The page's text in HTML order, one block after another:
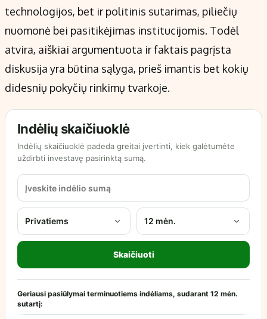
technologijos, bet ir politinis sutarimas, piliečių
nuomonė bei pasitikėjimas institucijomis. Todėl
atvira, aiškiai argumentuota ir faktais pagrįsta
diskusija yra būtina sąlyga, prieš imantis bet kokių
didesnių pokyčių rinkimų tvarkoje.